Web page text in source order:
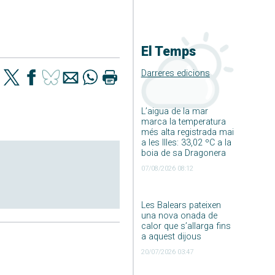
El Temps
Darreres edicions
L’aigua de la mar
marca la temperatura
més alta registrada mai
a les Illes: 33,02 ºC a la
boia de sa Dragonera
07/08/2026 08:12
Les Balears pateixen
una nova onada de
calor que s’allarga fins
a aquest dijous
20/07/2026 03:47